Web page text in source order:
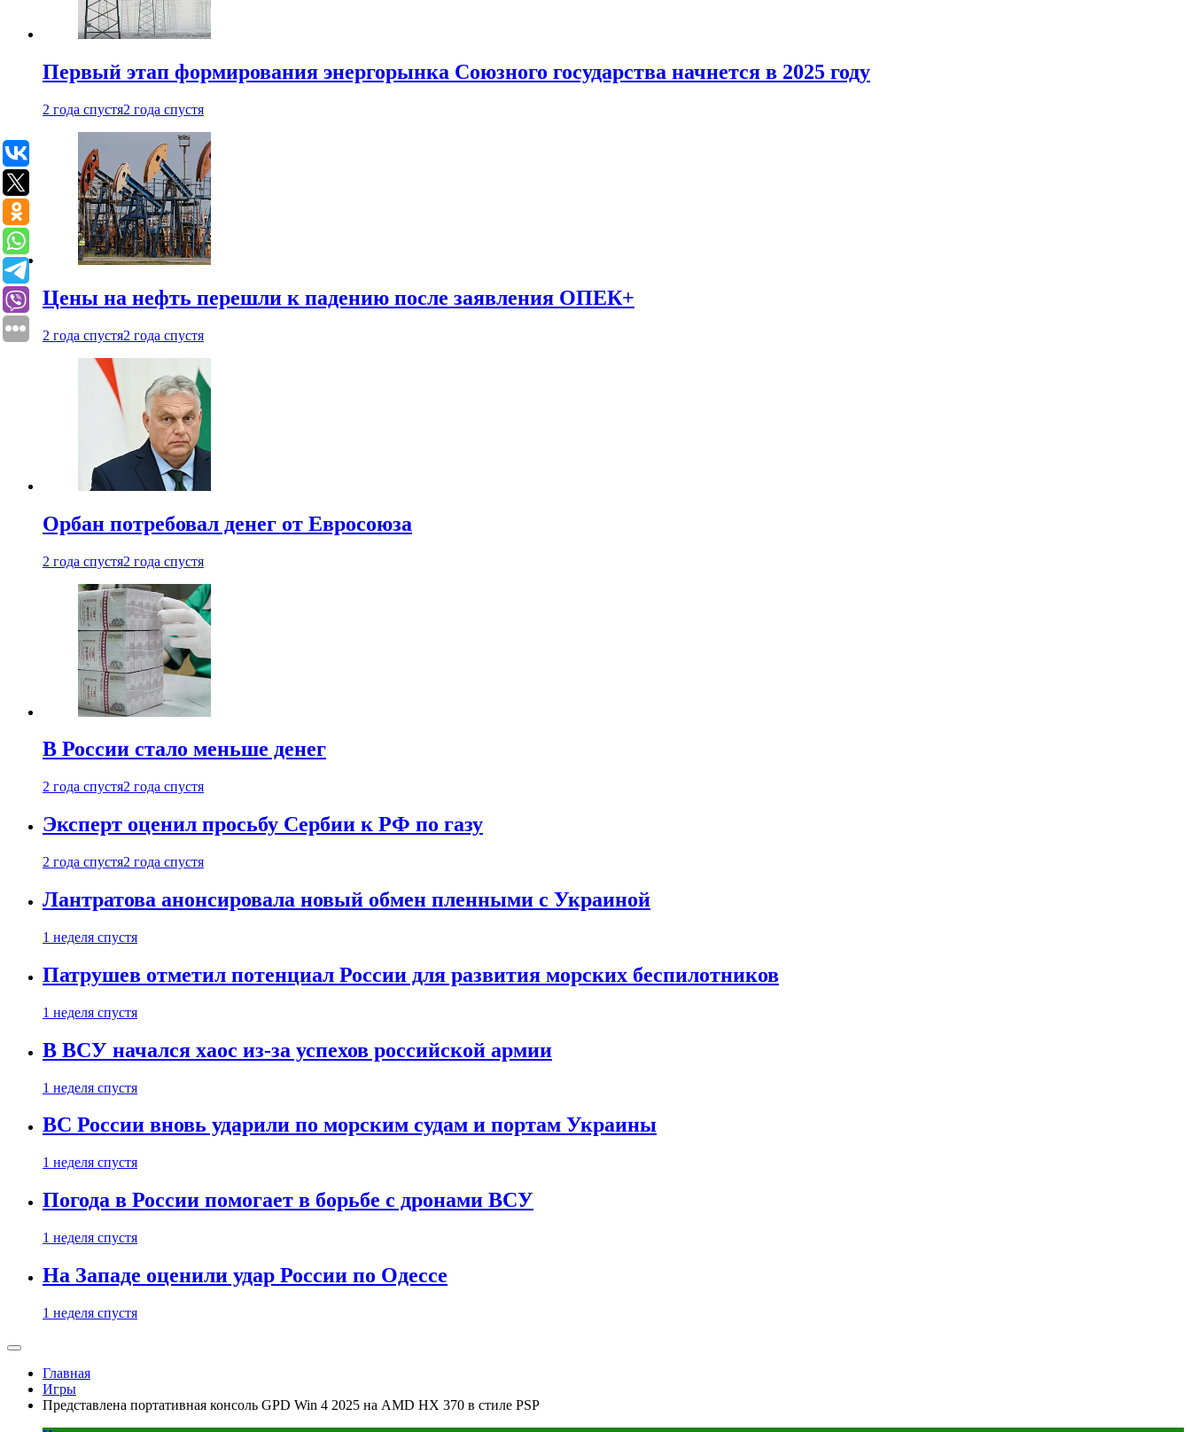
Первый этап формирования энергорынка Союзного государства начнется в 2025 году
2 года спустя2 года спустя
Цены на нефть перешли к падению после заявления ОПЕК+
2 года спустя2 года спустя
Орбан потребовал денег от Евросоюза
2 года спустя2 года спустя
В России стало меньше денег
2 года спустя2 года спустя
Эксперт оценил просьбу Сербии к РФ по газу
2 года спустя2 года спустя
Лантратова анонсировала новый обмен пленными с Украиной
1 неделя спустя
Патрушев отметил потенциал России для развития морских беспилотников
1 неделя спустя
В ВСУ начался хаос из-за успехов российской армии
1 неделя спустя
ВС России вновь ударили по морским судам и портам Украины
1 неделя спустя
Погода в России помогает в борьбе с дронами ВСУ
1 неделя спустя
На Западе оценили удар России по Одессе
1 неделя спустя
Главная
Игры
Представлена портативная консоль GPD Win 4 2025 на AMD HX 370 в стиле PSP